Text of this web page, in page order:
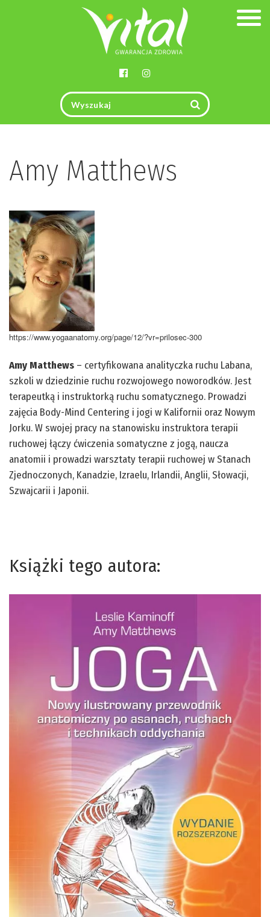
Amy Matthews
https://www.yogaanatomy.org/page/12/?vr=prilosec-300
Amy Matthews – certyfikowana analityczka ruchu Labana,
szkoli w dziedzinie ruchu rozwojowego noworodków. Jest
terapeutką i instruktorką ruchu somatycznego. Prowadzi
zajęcia Body-Mind Centering i jogi w Kalifornii oraz Nowym
Jorku. W swojej pracy na stanowisku instruktora terapii
ruchowej łączy ćwiczenia somatyczne z jogą, naucza
anatomii i prowadzi warsztaty terapii ruchowej w Stanach
Zjednoczonych, Kanadzie, Izraelu, Irlandii, Anglii, Słowacji,
Szwajcarii i Japonii.
Książki tego autora: